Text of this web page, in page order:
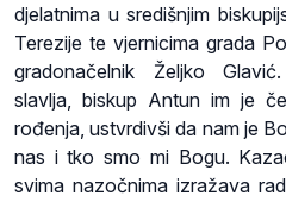
djelatnima u središnjim
Terezije te vjernicima grada
gradonačelnik Željko
slavlja, biskup Antun im je
rođenja, ustvrdivši da nam je
nas i tko smo mi Bogu.
svima nazočnima izražava